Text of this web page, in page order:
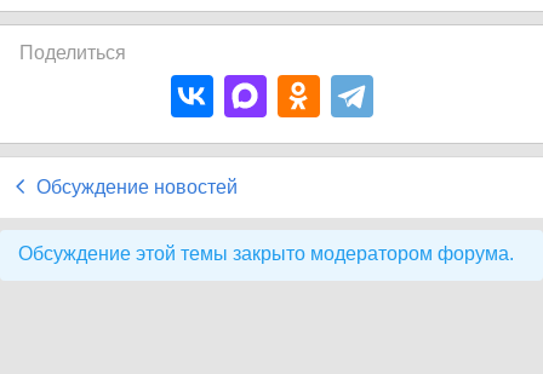
Поделиться
Обсуждение новостей
Обсуждение этой темы закрыто модератором форума.